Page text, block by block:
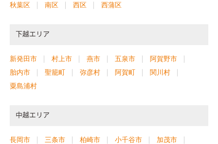
秋葉区
南区 西区 西蒲区
下越エリア
新発田市 村上市 燕市 五泉市
阿賀野市
胎内市
聖籠町 弥彦村 阿賀町
関川村
粟島浦村
中越エリア
長岡市 三条市 柏崎市 小千谷市
加茂市